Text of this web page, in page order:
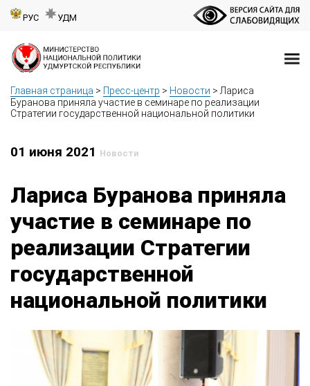
РУС УДМ
Главная страница > Пресс-центр > Новости >Лариса
Буранова приняла участие в семинаре по реализации
Стратегии государственной национальной политики
01 июня 2021 Новости
Лариса Буранова приняла
участие в семинаре по
реализации Стратегии
государственной
национальной политики